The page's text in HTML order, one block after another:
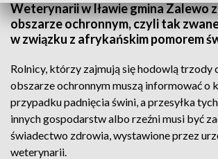
Weterynarii w Iławie gmina Zalewo
obszarze ochronnym, czyli tak
w związku z afrykańskim pomorem
Rolnicy, którzy zajmują się hodowlą trzody
obszarze ochronnym muszą informować o
przypadku padnięcia świni, a przesyłka
innych gospodarstw albo rzeźni musi być
świadectwo zdrowia, wystawione przez
weterynarii.